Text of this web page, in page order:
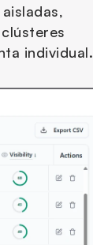
individual.